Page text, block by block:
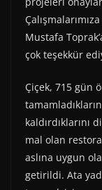
Mustafa
çok teşekkür
Çiçek, 715 gün
kaldırdıklarını
mal olan
aslına uygun
getirildi. Ata